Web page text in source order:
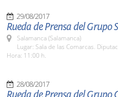
29/08/2017
Rueda de Prensa del Grupo
Salamanca (Salamanca)
Lugar: Sala de las Comarcas.
Hora: 11:00 h.
28/08/2017